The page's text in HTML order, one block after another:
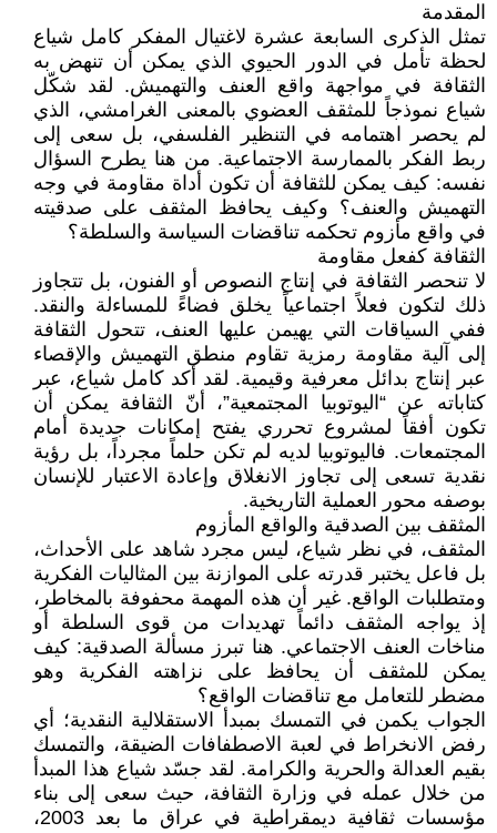
المقدمة
تمثل الذكرى السابعة عشرة لاغتيال المفكر كامل شياع
لحظة تأمل في الدور الحيوي الذي يمكن أن تنهض به
الثقافة في مواجهة واقع العنف والتهميش. لقد شكّل
شياع نموذجاً للمثقف العضوي بالمعنى الغرامشي، الذي
لم يحصر اهتمامه في التنظير الفلسفي، بل سعى إلى
ربط الفكر بالممارسة الاجتماعية. من هنا يطرح السؤال
نفسه: كيف يمكن للثقافة أن تكون أداة مقاومة في وجه
التهميش والعنف؟ وكيف يحافظ المثقف على صدقيته
في واقع مأزوم تحكمه تناقضات السياسة والسلطة؟
الثقافة كفعل مقاومة
لا تنحصر الثقافة في إنتاج النصوص أو الفنون، بل تتجاوز
ذلك لتكون فعلاً اجتماعياً يخلق فضاءً للمساءلة والنقد.
ففي السياقات التي يهيمن عليها العنف، تتحول الثقافة
إلى آلية مقاومة رمزية تقاوم منطق التهميش والإقصاء
عبر إنتاج بدائل معرفية وقيمية. لقد أكد كامل شياع، عبر
كتاباته عن “اليوتوبيا المجتمعية”، أنّ الثقافة يمكن أن
تكون أفقاً لمشروع تحرري يفتح إمكانات جديدة أمام
المجتمعات. فاليوتوبيا لديه لم تكن حلماً مجرداً، بل رؤية
نقدية تسعى إلى تجاوز الانغلاق وإعادة الاعتبار للإنسان
بوصفه محور العملية التاريخية.
المثقف بين الصدقية والواقع المأزوم
المثقف، في نظر شياع، ليس مجرد شاهد على الأحداث،
بل فاعل يختبر قدرته على الموازنة بين المثاليات الفكرية
ومتطلبات الواقع. غير أن هذه المهمة محفوفة بالمخاطر،
إذ يواجه المثقف دائماً تهديدات من قوى السلطة أو
مناخات العنف الاجتماعي. هنا تبرز مسألة الصدقية: كيف
يمكن للمثقف أن يحافظ على نزاهته الفكرية وهو
مضطر للتعامل مع تناقضات الواقع؟
الجواب يكمن في التمسك بمبدأ الاستقلالية النقدية؛ أي
رفض الانخراط في لعبة الاصطفافات الضيقة، والتمسك
بقيم العدالة والحرية والكرامة. لقد جسّد شياع هذا المبدأ
من خلال عمله في وزارة الثقافة، حيث سعى إلى بناء
مؤسسات ثقافية ديمقراطية في عراق ما بعد 2003،